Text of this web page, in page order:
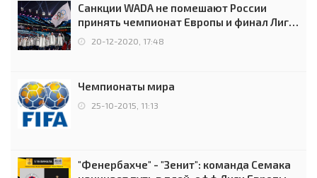
Санкции WADA не помешают России
принять чемпионат Европы и финал Лиги
чемпионов.
20-12-2020, 17:48
Чемпионаты мира
25-10-2015, 11:13
"Фенербахче" - "Зенит": команда Семака